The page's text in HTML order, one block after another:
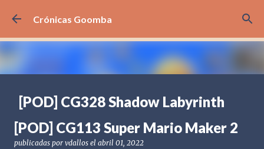
Ir al contenido principal
Crónicas Goomba
[POD] CG328 Shadow Labyrinth
[PS5] PLAYSTATION 5 BANDAI NAMCO
[POD] CG113 Super Mario Maker 2
publicadas por vdallos el abril 01, 2022